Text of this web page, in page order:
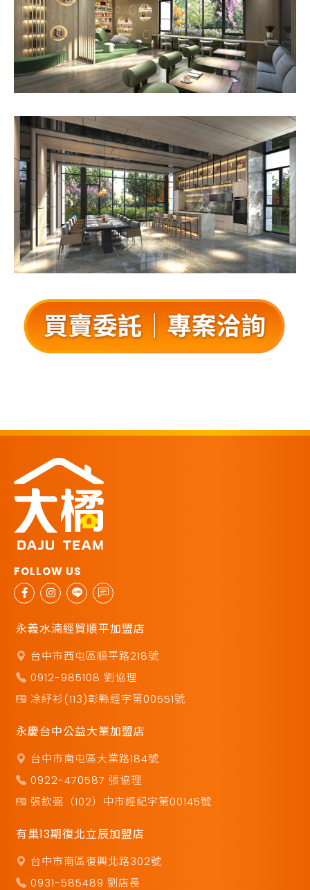
永義水湳經貿順平加盟店
台中市西屯區順平路218號
0912-985108 劉協理
凃紓衫(113)彰縣經字第00551號
永慶台中公益大業加盟店
台中市南屯區大業路184號
0922-470587 張協理
張欽弼（102）中市經紀字第00145號
有巢13期復北立辰加盟店
台中市南區復興北路302號
0931-585489 劉店長